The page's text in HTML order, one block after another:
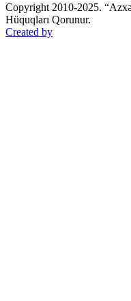
Copyright 2010-2025.
Hüquqları Qorunur.
Created by